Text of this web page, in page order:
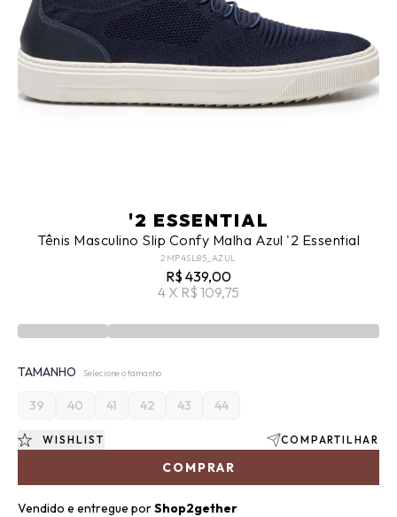
'2 ESSENTIAL
Tênis Masculino Slip Confy Malha Azul '2 Essential
2MP4SL85_AZUL
R$ 439,00
4 X R$ 109,75
TAMANHO Selecione o tamanho
39 40 41 42 43 44
COMPRAR
WISHLIST COMPARTILHAR
Vendido e entregue porShop2gether